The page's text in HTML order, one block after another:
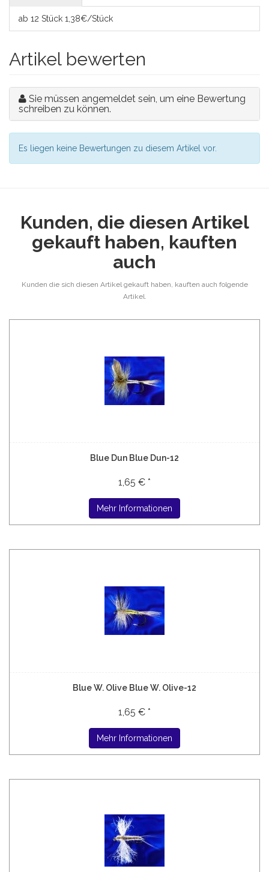
ab 12 Stück 1,38€/Stück
Artikel bewerten
Sie müssen angemeldet sein, um eine Bewertung
schreiben zu können.
Es liegen keine Bewertungen zu diesem Artikel vor.
Kunden, die diesen Artikel
gekauft haben, kauften
auch
Kunden die sich diesen Artikel gekauft haben, kauften auch folgende
Artikel.
Blue Dun Blue Dun-12
1,65 € *
Mehr Informationen
Blue W. Olive Blue W. Olive-12
1,65 € *
Mehr Informationen